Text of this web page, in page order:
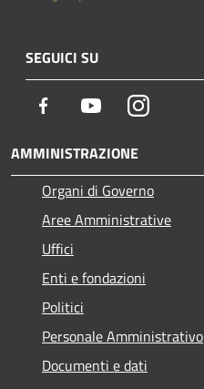
SEGUICI SU
Facebook YoutubeInstagram
AMMINISTRAZIONE
Organi di Governo
Aree Amministrative
Uffici
Enti e fondazioni
Politici
Personale Amministrativo
Documenti e dati